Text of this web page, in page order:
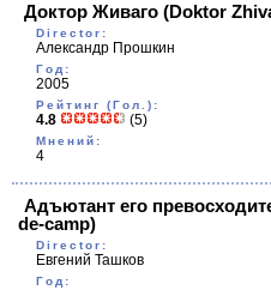
Доктор Живаго (Doktor
Director:
Александр Прошкин
Год:
2005
Рейтинг (Гол.):
4.8 (5)
Мнений:
4
Адъютант его
de-camp)
Director:
Евгений Ташков
Год: